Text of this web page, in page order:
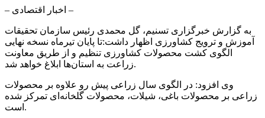
– اخبار اقتصادی –
به گزارش خبرگزاری تسنیم، گل محمدی رئیس سازمان تحقیقات
آموزش و ترویج کشاورزی اظهار داشت:تا پایان تیرماه نسخه نهایی
الگوی کشت محصولات کشاورزی تنظیم و از طریق معاونت
زراعت به استان‌ها ابلاغ خواهد شد.
وی افزود: در الگوی سال زراعی پیش رو علاوه بر محصولات
زراعی بر محصولات باغی، شیلات، محصولات گلخانه‌ای تمرکز شده
است.